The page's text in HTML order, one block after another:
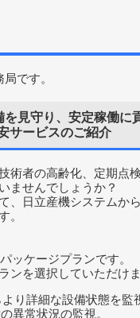
です。
を見守り、安定稼働に
サービスのご紹介
術者の高齢化、定期点
ませんでしょうか？
、日立産機システムか
。
ッケージプランです。
ンを選択していただけ
り詳細な設備状態を監
異常状況の監視。